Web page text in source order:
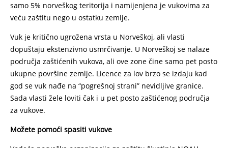
samo 5% norveškog teritorija i namijenjena je vukovima za
veću zaštitu nego u ostatku zemlje.
Vuk je kritično ugrožena vrsta u Norveškoj, ali vlasti
dopuštaju ekstenzivno usmrčivanje. U Norveškoj se nalaze
područja zaštićenih vukova, ali ove zone čine samo pet posto
ukupne površine zemlje. Licence za lov brzo se izdaju kad
god se vuk nađe na “pogrešnoj strani” nevidljive granice.
Sada vlasti žele loviti čak i u pet posto zaštićenog područja
za vukove.
Možete pomoći spasiti vukove